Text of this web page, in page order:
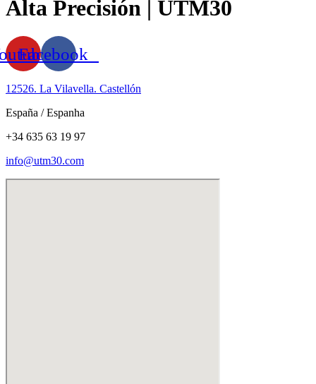
Alta Precisión | UTM30
Facebook
12526. La Vilavella. Castellón
España / Espanha
+34 635 63 19 97
info@utm30.com